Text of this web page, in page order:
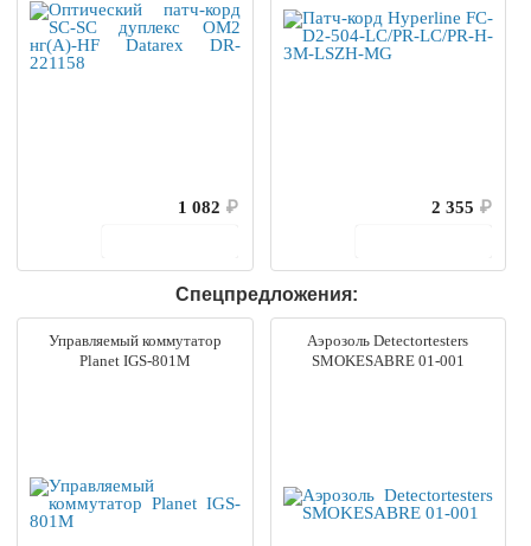
1 082 ₽
2 355 ₽
Спецпредложения:
Управляемый коммутатор
Planet IGS-801M
Аэрозоль Detectortesters
SMOKESABRE 01-001